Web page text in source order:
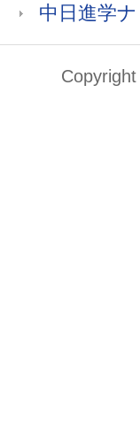
中日進学